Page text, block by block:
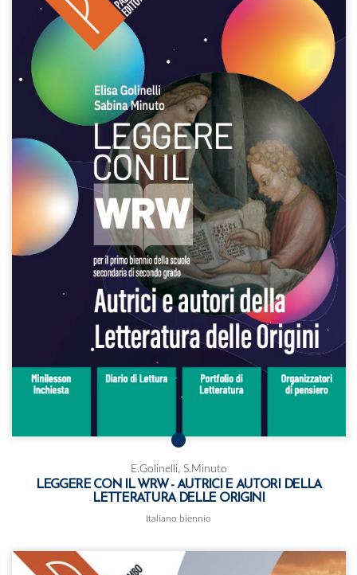
E.Golinelli, S.Minuto
LEGGERE CON IL WRW - AUTRICI E AUTORI DELLA
LETTERATURA DELLE ORIGINI
Italiano biennio